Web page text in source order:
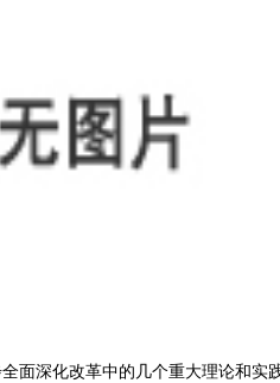
深化改革中的几个重大理论和